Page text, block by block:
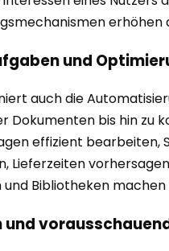
und
auch die
Dokumenten bis hin zu
effizient bearbeiten,
Lieferzeiten
Bibliotheken